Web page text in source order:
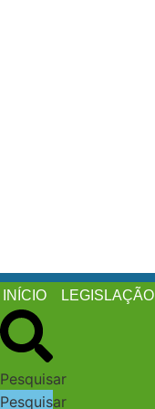
INÍCIO LEGISLAÇÃO
Pesquisar
Pesquisar